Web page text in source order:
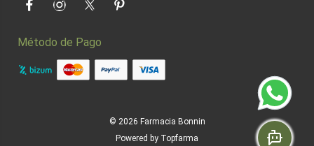
FacebookInstagramTwitter Pinterest
Método de Pago
© 2026 Farmacia Bonnin
Powered by Topfarma